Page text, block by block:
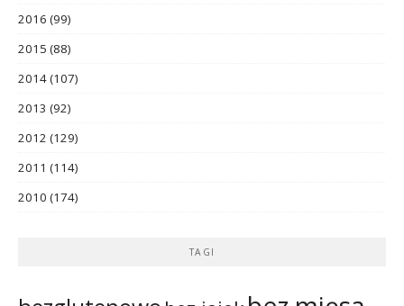
2016 (99)
2015 (88)
2014(107)
2013 (92)
2012 (129)
2011 (114)
2010 (174)
TAGI